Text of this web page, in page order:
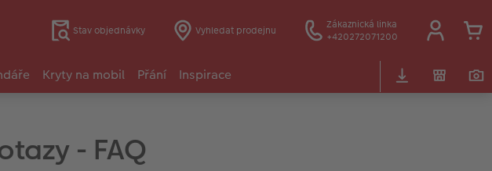
Stav objednávky Vyhledat prodejnu
Zákaznická linka
+420272071200
Kryty na mobil Přání Inspirace
- FAQ